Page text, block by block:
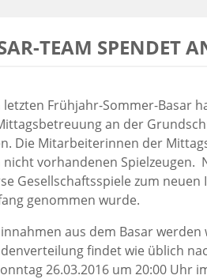
TEAM SPENDET
letzten Frühjahr-Sommer-Basar
an der
Die Mitarbeiterinnen der
nicht vorhandenen Spielzeugen.
Gesellschaftsspiele zum
genommen wurde.
aus dem Basar
findet wie üblich
26.03.2016 um 20:00 Uhr